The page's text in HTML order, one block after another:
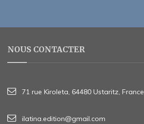
NOUS CONTACTER
71 rue Kiroleta, 64480 Ustaritz, France
ilatina.edition@gmail.com